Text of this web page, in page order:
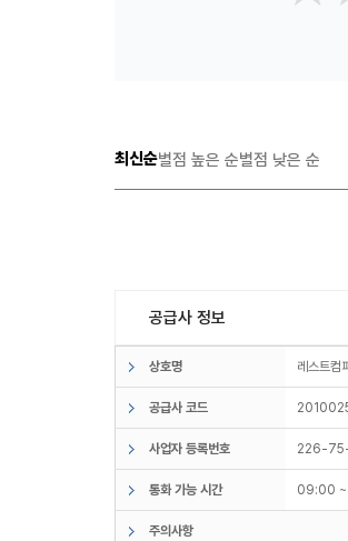
최신순별점 높은 순별점 낮은 순
공급사 정보
상호명 레스트
공급사 코드
사업자 등록번호 226-
통화 가능 시간 09:00
주의사항